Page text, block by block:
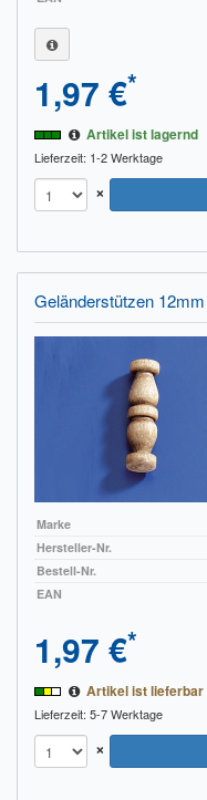
1,97 €*
Artikel ist lagernd
Lieferzeit: 1-2 Werktage
×
Geländerstützen
Marke
Hersteller-Nr.
Bestell-Nr.
EAN
1,97 €*
Artikel ist lieferbar
Lieferzeit: 5-7 Werktage
×